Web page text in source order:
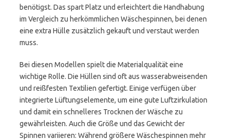
benötigst. Das spart Platz und erleichtert die Handhabung
im Vergleich zu herkömmlichen Wäschespinnen, bei denen
eine extra Hülle zusätzlich gekauft und verstaut werden
muss.
Bei diesen Modellen spielt die Materialqualität eine
wichtige Rolle. Die Hüllen sind oft aus wasserabweisenden
und reißfesten Textilien gefertigt. Einige verfügen über
integrierte Lüftungselemente, um eine gute Luftzirkulation
und damit ein schnelleres Trocknen der Wäsche zu
gewährleisten. Auch die Größe und das Gewicht der
Spinnen variieren: Während größere Wäschespinnen mehr